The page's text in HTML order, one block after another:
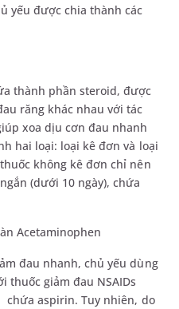
yếu được chia thành các
thành phần steroid, được
răng khác nhau với tác
xoa dịu cơn đau nhanh
hai loại: loại kê đơn và loại
không kê đơn chỉ nên
(dưới 10 ngày), chứa
Acetaminophen
đau nhanh, chủ yếu dùng
giảm đau NSAIDs
chứa aspirin. Tuy nhiên, do